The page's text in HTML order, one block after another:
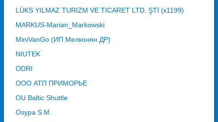
LÜKS YILMAZ TURIZM VE TICARET LTD. ŞTİ (к1199)
MARKUS-Marian_Markowski
MiniVanGo (ИП Мелконян ДР)
NIUTEK
ODRI
OOO АТП ПРИМОРЬЕ
OU Baltic Shuttle
Osypa S.M.